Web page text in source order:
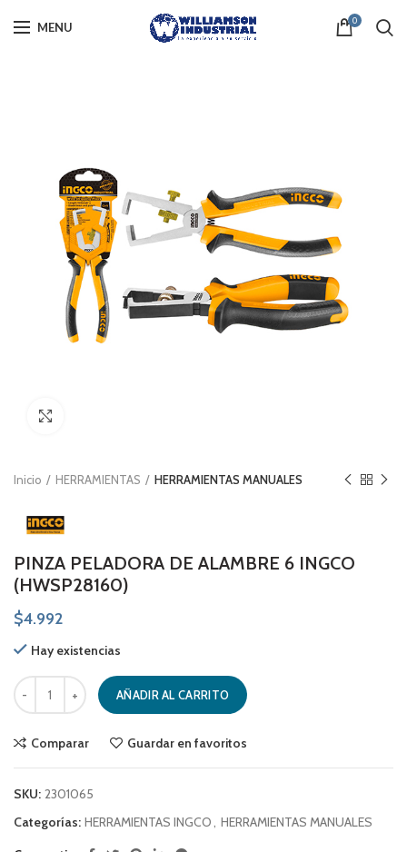
MENU 0
Inicio HERRAMIENTAS HERRAMIENTAS MANUALES
PINZA PELADORA DE ALAMBRE 6 INGCO
(HWSP28160)
$4.992
Hay existencias
PINZA PELADORA DE ALAMBRE 6 INGCO (HWSP28160) cantidad
AÑADIR AL CARRITO
Comparar Guardar en favoritos
SKU: 2301065
Categorías: HERRAMIENTAS INGCO, HERRAMIENTAS MANUALES